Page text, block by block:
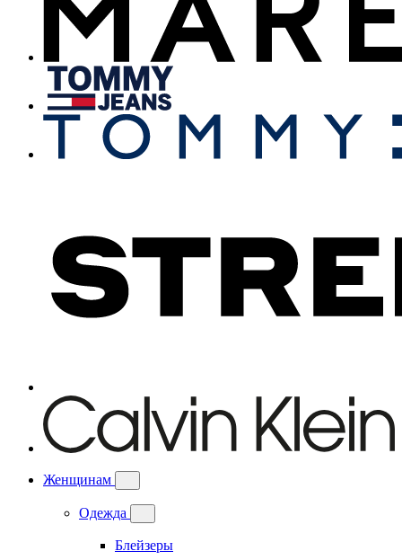
Женщинам
Одежда
Блейзеры